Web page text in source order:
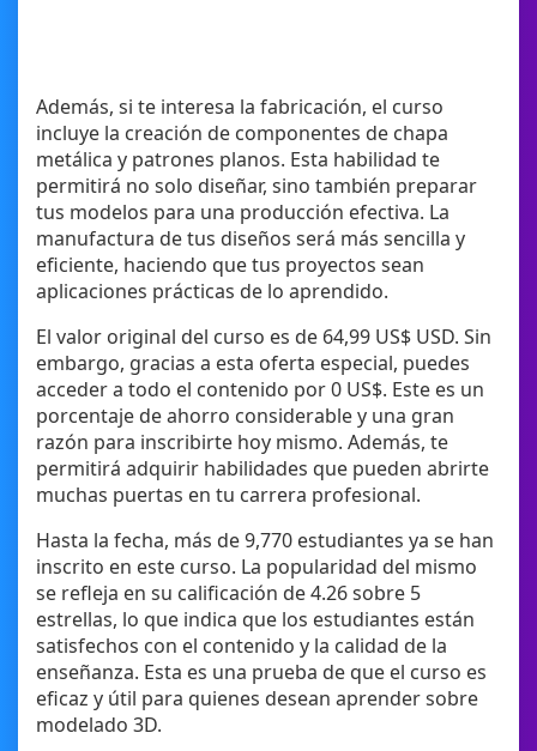
Además, si te interesa la fabricación, el curso
incluye la creación de componentes de chapa
metálica y patrones planos. Esta habilidad te
permitirá no solo diseñar, sino también preparar
tus modelos para una producción efectiva. La
manufactura de tus diseños será más sencilla y
eficiente, haciendo que tus proyectos sean
aplicaciones prácticas de lo aprendido.
El valor original del curso es de 64,99 US$ USD. Sin
embargo, gracias a esta oferta especial, puedes
acceder a todo el contenido por 0 US$. Este es un
porcentaje de ahorro considerable y una gran
razón para inscribirte hoy mismo. Además, te
permitirá adquirir habilidades que pueden abrirte
muchas puertas en tu carrera profesional.
Hasta la fecha, más de 9,770 estudiantes ya se han
inscrito en este curso. La popularidad del mismo
se refleja en su calificación de 4.26 sobre 5
estrellas, lo que indica que los estudiantes están
satisfechos con el contenido y la calidad de la
enseñanza. Esta es una prueba de que el curso es
eficaz y útil para quienes desean aprender sobre
modelado 3D.